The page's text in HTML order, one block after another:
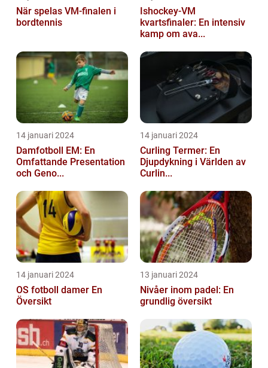
När spelas VM-finalen i
bordtennis
Ishockey-VM
kvartsfinaler: En intensiv
kamp om ava...
14 januari 2024
Damfotboll EM: En
Omfattande Presentation
och Geno...
14 januari 2024
Curling Termer: En
Djupdykning i Världen av
Curlin...
14 januari 2024
OS fotboll damer En
Översikt
13 januari 2024
Nivåer inom padel: En
grundlig översikt